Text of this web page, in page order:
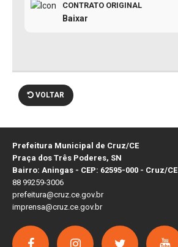
CONTRATO ORIGINAL
Baixar
VOLTAR
Prefeitura Municipal de Cruz/CE
Praça dos Três Poderes, SN
Bairro: Aningas - CEP: 62595-000 - Cruz/CE
88 99259-3006
prefeitura@cruz.ce.gov.br
imprensa@cruz.ce.gov.br